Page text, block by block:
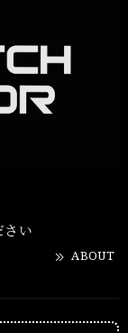
さい
ABOUT